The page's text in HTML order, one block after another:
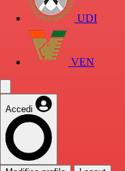
UDI
VEN
Accedi